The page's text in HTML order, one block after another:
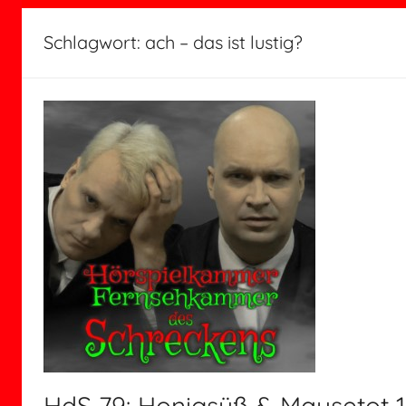
Schlagwort: ach – das ist lustig?